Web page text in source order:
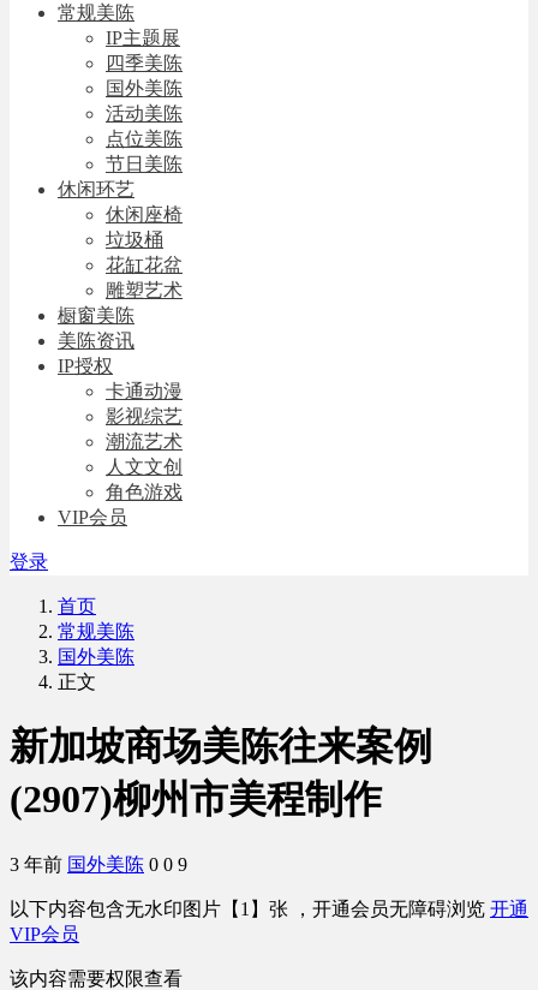
常规美陈
IP主题展
四季美陈
国外美陈
活动美陈
点位美陈
节日美陈
休闲环艺
休闲座椅
垃圾桶
花缸花盆
雕塑艺术
橱窗美陈
美陈资讯
IP授权
卡通动漫
影视综艺
潮流艺术
人文文创
角色游戏
VIP会员
登录
首页
常规美陈
国外美陈
正文
新加坡商场美陈往来案例
(2907)柳州市美程制作
3 年前 国外美陈 0 0 9
以下内容包含无水印图片【1】张 ，开通会员无障碍浏览 开通
VIP会员
该内容需要权限查看